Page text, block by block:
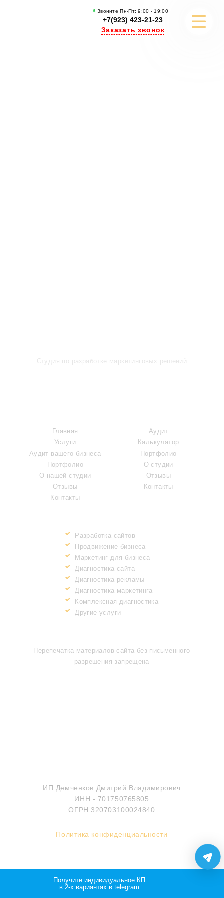
Звоните Пн-Пт: 9:00 - 19:00
+7(923) 423-21-23
Заказать звонок
Студия по разработке маркетинговых решений
Главная
Услуги
Аудит вашего бизнеса
Портфолио
О нашей студии
Отзывы
Контакты
Аудит
Калькулятор
Портфолио
О студии
Отзывы
Контакты
Разработка сайтов
Продвижение бизнеса
Маркетинг для бизнеса
Диагностика сайта
Диагностика рекламы
Диагностика маркетинга
Комплексная диагностика
Другие услуги
Перепечатка материалов сайта без письменного
разрешения запрещена
ИП Демченков Дмитрий Владимирович
ИНН - 701750765805
ОГРН 320703100024840
Политика конфиденциальности
Получите индивидуальное КП
в 2-х вариантах в telegram